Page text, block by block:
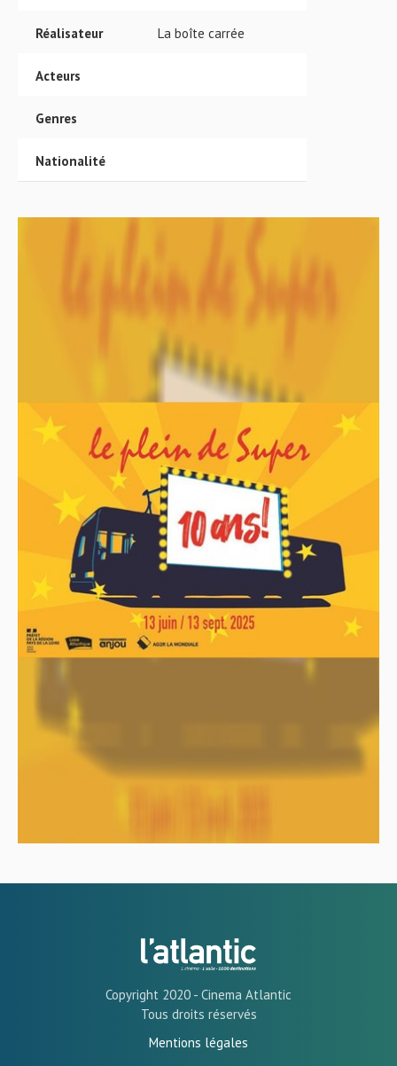
Réalisateur La boîte carrée
Acteurs
Genres
Nationalité
Copyright 2020 - Cinema Atlantic
Tous droits réservés
Mentions légales